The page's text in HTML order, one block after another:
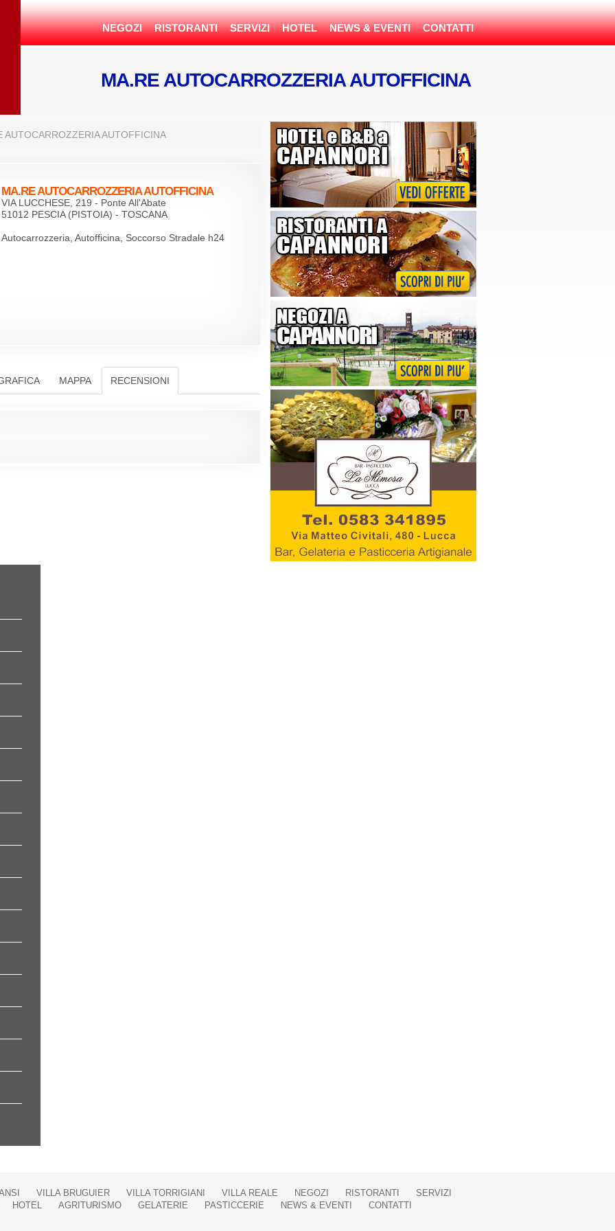
NEGOZI RISTORANTI SERVIZI HOTEL NEWS & EVENTI CONTATTI
MA.RE AUTOCARROZZERIA AUTOFFICINA
AUTOCARROZZERIA AUTOFFICINA
MA.RE AUTOCARROZZERIA AUTOFFICINA
VIA LUCCHESE, 219 - Ponte All'Abate
51012 PESCIA (PISTOIA) - TOSCANA
Autocarrozzeria, Autofficina, Soccorso Stradale h24
MAPPA RECENSIONI
- Art. 13 D.Lgs. 196/2003
"Invia Recensione", contestualmente dichiaro:
rese ai sensi dell'art. 13 del D.Lgs.
miei dati come sopra descritto.
VILLA BRUGUIER VILLA TORRIGIANI VILLA REALE NEGOZI RISTORANTI
SERVIZI
HOTEL AGRITURISMO GELATERIE PASTICCERIE NEWS & EVENTI
CONTATTI